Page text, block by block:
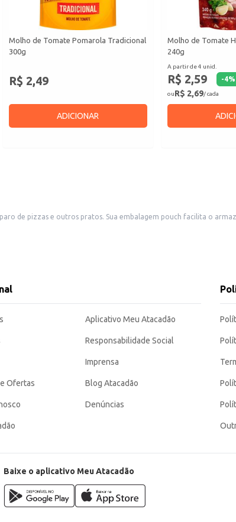
Molho de Tomate Pomarola Tradicional
300g
R$ 2,49
ADICIONAR
Molho de Tomate
240g
A partir de 4 unid.
R$ 2,59 -4%
ouR$ 2,69/ cada
de pizzas e outros pratos. Sua embalagem pouch facilita o
para o dia a dia de cozinhas profissionais e domésticas.
Ofertas
Aplicativo Meu Atacadão
Responsabilidade Social
Imprensa
Blog Atacadão
Denúncias
Baixe o aplicativo Meu Atacadão